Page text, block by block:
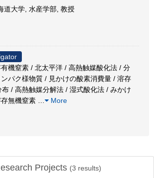
道大学, 水産学部, 教授
機窒素 / 北太平洋 / 高熱触媒酸化法 / 分
パク様物質 / 見かけの酸素消費量 / 溶存
/ 高熱触媒分解法 / 湿式酸化法 / みかけ
無機窒素
More
Projects (3 results)